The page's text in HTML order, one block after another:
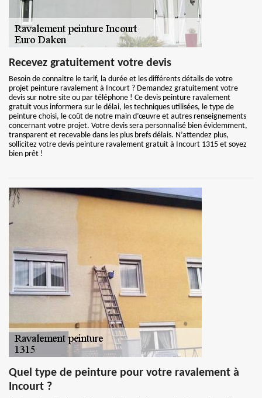
Recevez gratuitement votre devis
Besoin de connaitre le tarif, la durée et les différents détails de votre
projet peinture ravalement à Incourt ? Demandez gratuitement votre
devis sur notre site ou par téléphone ! Ce devis peinture ravalement
gratuit vous informera sur le délai, les techniques utilisées, le type de
peinture choisi, le coût de notre main d’œuvre et autres renseignements
concernant votre projet. Votre devis sera personnalisé bien évidemment,
transparent et recevable dans les plus brefs délais. N’attendez plus,
sollicitez votre devis peinture ravalement gratuit à Incourt 1315 et soyez
bien prêt !
Quel type de peinture pour votre ravalement à
Incourt ?